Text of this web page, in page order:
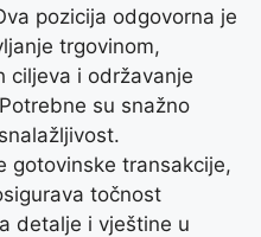
pozicija odgovorna je
trgovinom,
ciljeva i održavanje
su snažno
gotovinske transakcije,
točnost
detalje i vještine u